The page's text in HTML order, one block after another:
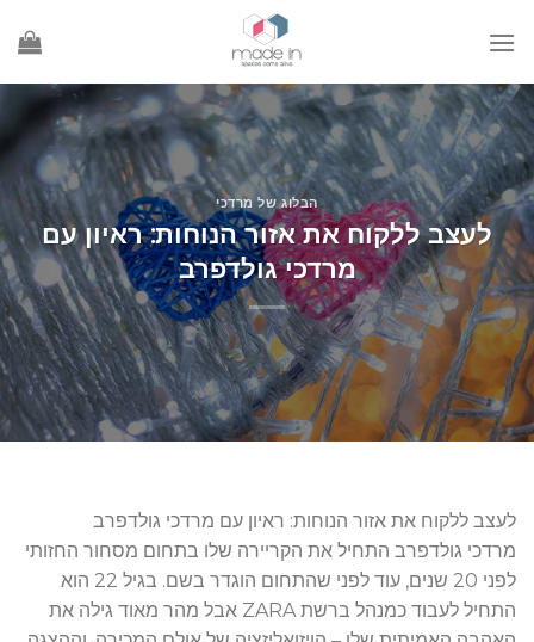
הבלוג של מרדכי
לעצב ללקוח את אזור הנוחות: ראיון עם
מרדכי גולדפרב
לעצב ללקוח את אזור הנוחות: ראיון עם מרדכי גולדפרב
מרדכי גולדפרב התחיל את הקריירה שלו בתחום מסחור החזותי
לפני 20 שנים, עוד לפני שהתחום הוגדר בשם. בגיל 22 הוא
התחיל לעבוד כמנהל ברשת ZARA אבל מהר מאוד גילה את